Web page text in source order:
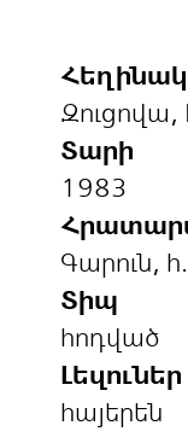
Հեղինակ
Զուցովա,
Տարի
1983
Գարուն,
Տիպ
հոդված
Լեզուներ
հայերեն